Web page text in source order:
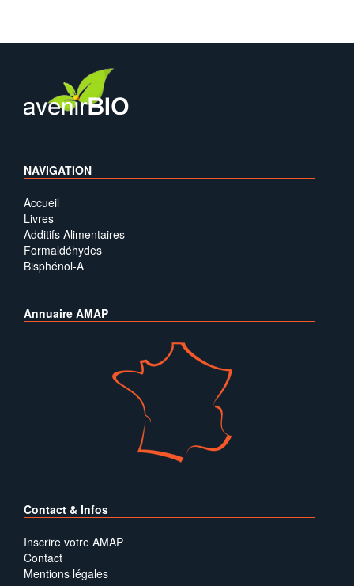
NAVIGATION
Accueil
Livres
Additifs Alimentaires
Formaldéhydes
Bisphénol-A
Annuaire AMAP
Contact & Infos
Inscrire votre AMAP
Contact
Mentions légales